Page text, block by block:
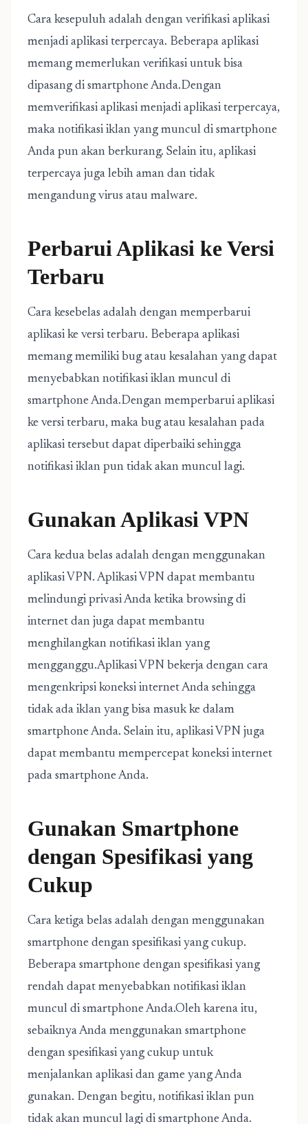
Cara kesepuluh adalah dengan verifikasi aplikasi
menjadi aplikasi terpercaya. Beberapa aplikasi
memang memerlukan verifikasi untuk bisa
dipasang di smartphone Anda.Dengan
memverifikasi aplikasi menjadi aplikasi terpercaya,
maka notifikasi iklan yang muncul di smartphone
Anda pun akan berkurang. Selain itu, aplikasi
terpercaya juga lebih aman dan tidak
mengandung virus atau malware.
Perbarui Aplikasi ke Versi
Terbaru
Cara kesebelas adalah dengan memperbarui
aplikasi ke versi terbaru. Beberapa aplikasi
memang memiliki bug atau kesalahan yang dapat
menyebabkan notifikasi iklan muncul di
smartphone Anda.Dengan memperbarui aplikasi
ke versi terbaru, maka bug atau kesalahan pada
aplikasi tersebut dapat diperbaiki sehingga
notifikasi iklan pun tidak akan muncul lagi.
Gunakan Aplikasi VPN
Cara kedua belas adalah dengan menggunakan
aplikasi VPN. Aplikasi VPN dapat membantu
melindungi privasi Anda ketika browsing di
internet dan juga dapat membantu
menghilangkan notifikasi iklan yang
mengganggu.Aplikasi VPN bekerja dengan cara
mengenkripsi koneksi internet Anda sehingga
tidak ada iklan yang bisa masuk ke dalam
smartphone Anda. Selain itu, aplikasi VPN juga
dapat membantu mempercepat koneksi internet
pada smartphone Anda.
Gunakan Smartphone
dengan Spesifikasi yang
Cukup
Cara ketiga belas adalah dengan menggunakan
smartphone dengan spesifikasi yang cukup.
Beberapa smartphone dengan spesifikasi yang
rendah dapat menyebabkan notifikasi iklan
muncul di smartphone Anda.Oleh karena itu,
sebaiknya Anda menggunakan smartphone
dengan spesifikasi yang cukup untuk
menjalankan aplikasi dan game yang Anda
gunakan. Dengan begitu, notifikasi iklan pun
tidak akan muncul lagi di smartphone Anda.